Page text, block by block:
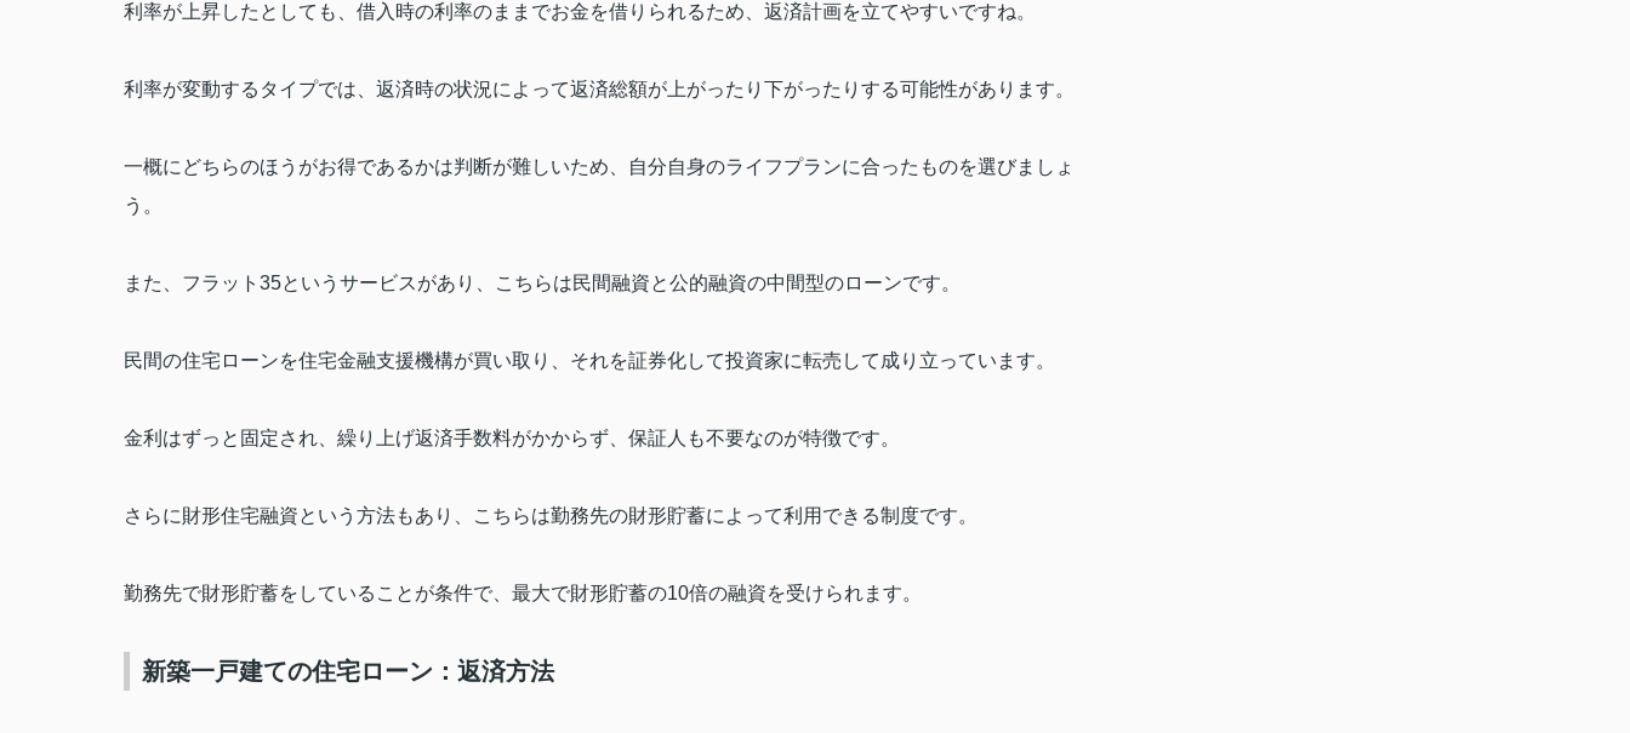
利率が上昇したとしても、借入時の利率のままでお金を借りられるため、返済計画を立てやすいですね。
利率が変動するタイプでは、返済時の状況によって返済総額が上がったり下がったりする可能性があります。
一概にどちらのほうがお得であるかは判断が難しいため、自分自身のライフプランに合ったものを選びましょ
う。
また、フラット 35というサービスがあり、こちらは民間融資と公的融資の中間型のローンです。
民間の住宅ローンを住宅金融支援機構が買い取り、それを証券化して投資家に転売して成り立っています。
金利はずっと固定され、繰り上げ返済手数料がかからず、保証人も不要なのが特徴です。
さらに財形住宅融資という方法もあり、こちらは勤務先の財形貯蓄によって利用できる制度です。
勤務先で財形貯蓄をしていることが条件で、最大で財形貯蓄の10倍の融資を受けられます。
新築一戸建ての住宅ローン：返済方法